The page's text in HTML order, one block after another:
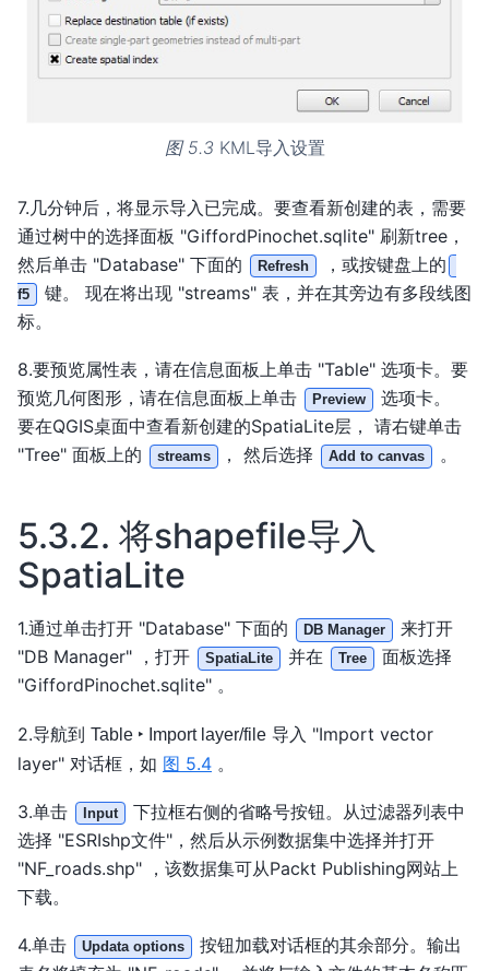
图 5.3 KML导入设置
7.几分钟后，将显示导入已完成。要查看新创建的表，需要
通过树中的选择面板 "GiffordPinochet.sqlite" 刷新tree，
然后单击 "Database" 下面的
Refresh ，或按键盘上的
f5
键。 现在将出现 "streams" 表，并在其旁边有多段线图
标。
8.要预览属性表，请在信息面板上单击 "Table" 选项卡。要
预览几何图形，请在信息面板上单击
Preview
选项卡。
要在QGIS桌面中查看新创建的SpatiaLite层， 请右键单击
"Tree" 面板上的
streams ， 然后选择 Add to canvas 。
5.3.2. 将shapefile导入
SpatiaLite
1.通过单击打开 "Database" 下面的 DB Manager
来打开
"DB Manager" ，打开
SpatiaLite 并在 Tree
面板选择
"GiffordPinochet.sqlite" 。
2.导航到 Table ‣ Import layer/file 导入 "Import vector
layer" 对话框，如 图 5.4 。
3.单击 Input
下拉框右侧的省略号按钮。从过滤器列表中
选择 "ESRIshp文件"，然后从示例数据集中选择并打开
"NF_roads.shp" ，该数据集可从Packt Publishing网站上
下载。
4.单击 Updata options
按钮加载对话框的其余部分。输出